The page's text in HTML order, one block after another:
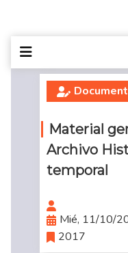
Material
Archivo
temporal
Mié, 11/10/
2017